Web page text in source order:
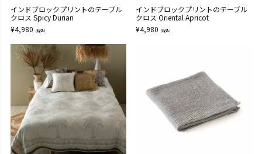
インドブロックプリントのテーブル
クロス Spicy Durian
¥4,980 （税込）
インドブロックプリントのテーブル
クロス Oriental Apricot
¥4,980 （税込）